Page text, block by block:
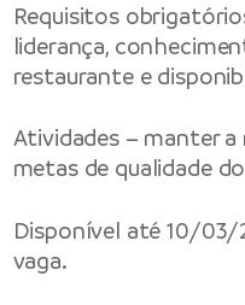
Requisitos
liderança,
restaurante e
Atividades – manter a
metas de qualidade
Disponível até 10/
vaga.